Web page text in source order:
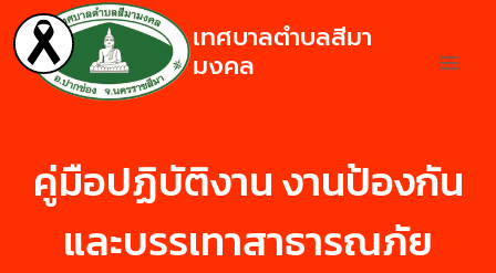
เทศบาลตำบลสีมา
มงคล
คู่มือปฏิบัติงาน งานป้องกัน
และบรรเทาสาธารณภัย